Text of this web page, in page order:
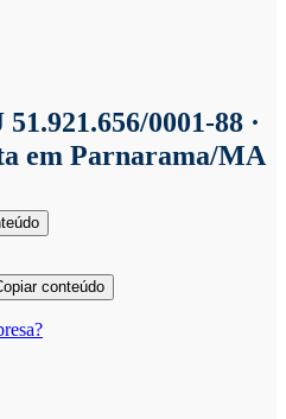
51.921.656/0001-88 ·
em Parnarama/MA